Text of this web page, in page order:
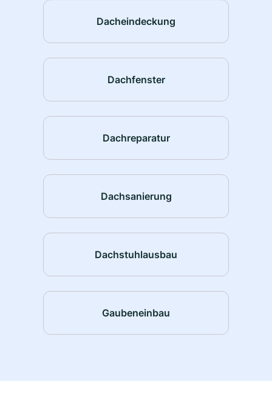
Dacheindeckung
Dachfenster
Dachreparatur
Dachsanierung
Dachstuhlausbau
Gaubeneinbau